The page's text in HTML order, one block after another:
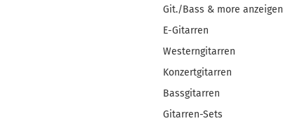
Git./Bass & more anzeigen
E-Gitarren
Westerngitarren
Konzertgitarren
Bassgitarren
Gitarren-Sets